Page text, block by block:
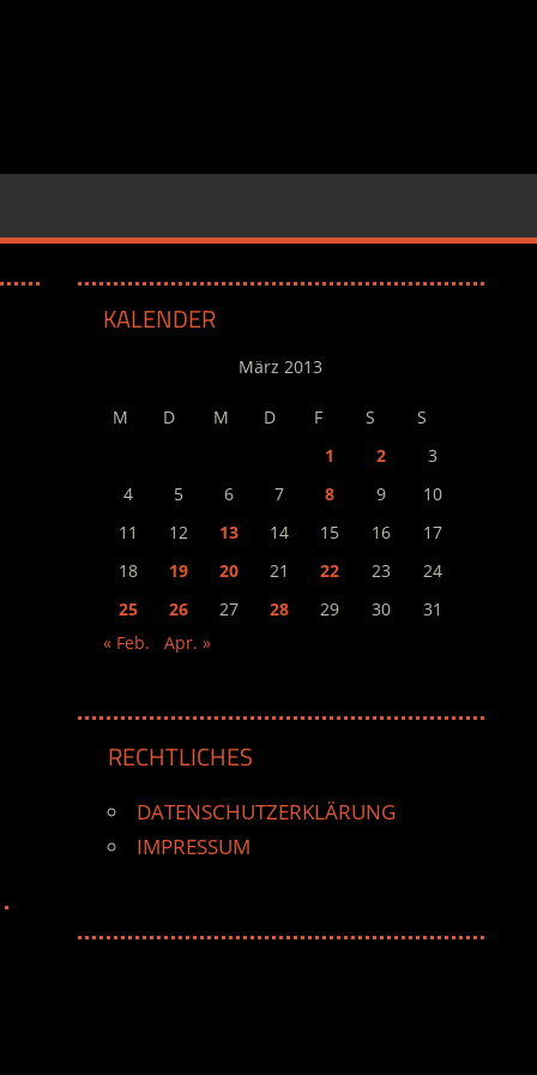
KALENDER
März 2013
M D M D F S
S
1
2
3
4
5 6 7 8 9
10
11
12 13 14 15 16
17
18
19 20 21 22 23
24
25
26 27 28 29 30
31
« Feb.
Apr. »
RECHTLICHES
DATENSCHUTZERKLÄRUNG
IMPRESSUM